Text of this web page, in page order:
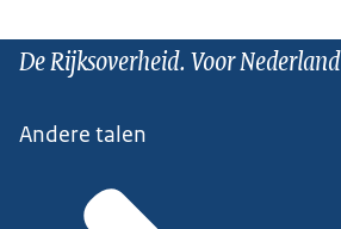
De Rijksoverheid. Voor Nederland
Andere talen